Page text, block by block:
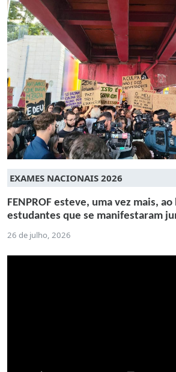
EXAMES NACIONAIS 2026
FENPROF esteve, uma vez mais, ao
estudantes que se manifestaram
26 de julho, 2026